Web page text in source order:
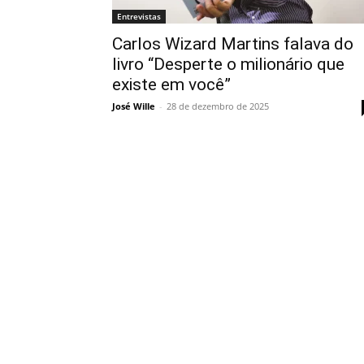
Entrevistas
Carlos Wizard Martins falava do
livro “Desperte o milionário que
existe em você”
José Wille - 28 de dezembro de 2025